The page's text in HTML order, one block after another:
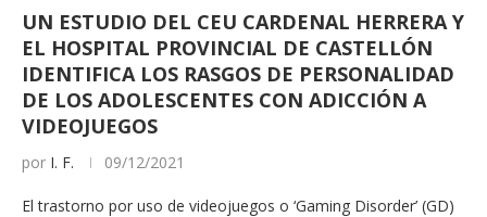
UN ESTUDIO DEL CEU CARDENAL HERRERA Y
EL HOSPITAL PROVINCIAL DE CASTELLÓN
IDENTIFICA LOS RASGOS DE PERSONALIDAD
DE LOS ADOLESCENTES CON ADICCIÓN A
VIDEOJUEGOS
por I. F. 09/12/2021
El trastorno por uso de videojuegos o ‘Gaming Disorder’ (GD)